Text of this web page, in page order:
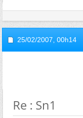
25/02/2007, 00h14
Re : Sn1